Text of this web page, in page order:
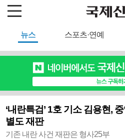
뉴스 스포츠·연예
‘내란특검’ 1호 기소 김용현,
별도 재판
기존 내란 사건 재판은 형사25부